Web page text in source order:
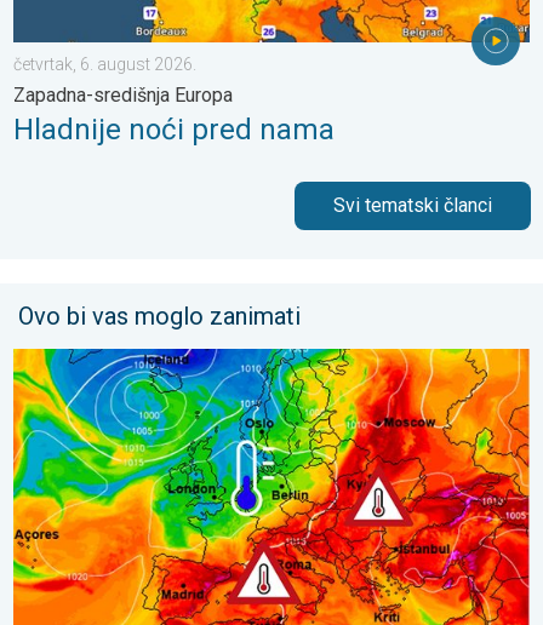
četvrtak, 6. august 2026.
Zapadna-središnja Europa
Hladnije noći pred nama
Svi tematski članci
Ovo bi vas moglo zanimati
Još toplije do petka, 40-ice se šire. Ljetne vrućine. . . utorak,